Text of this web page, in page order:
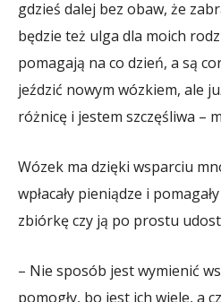
gdzieś dalej bez obaw, że
będzie też ulga dla moich
pomagają na co dzień, a są
jeździć nowym wózkiem, ale
różnicę i jestem szczęśliwa –
Wózek ma dzięki wsparciu
wpłacały pieniądze i
zbiórkę czy ją po prostu
– Nie sposób jest wymienić
pomogły, bo jest ich wiele, a